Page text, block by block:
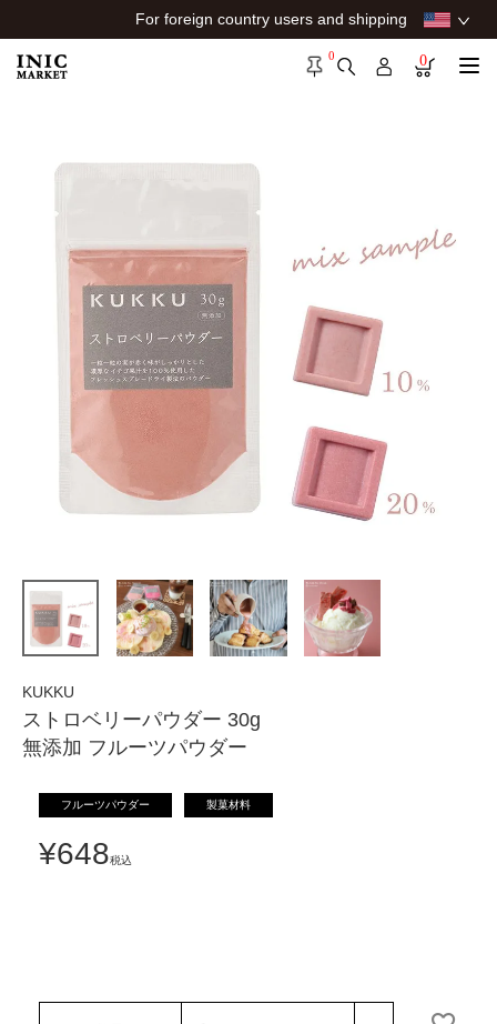
For foreign country users and shipping
0 0
KUKKU
ストロベリーパウダー 30g
無添加 フルーツパウダー
フルーツパウダー 製菓材料
¥648税込